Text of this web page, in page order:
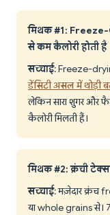
मिथक #1:
से कम कैलोरी होती है
सच्चाई: Freeze-
डेंसिटी असल में थोड़ी
लेकिन सारा शुगर और
कैलोरी मिलती हैं।
मिथक #2: क्रंची
सच्चाई: मज़ेदार क्रंच
या whole grains से।